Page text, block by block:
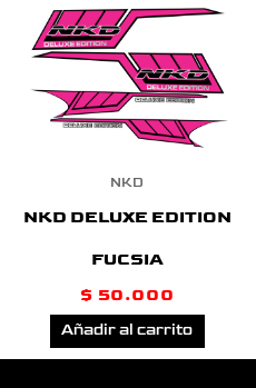
NKD
NKD DELUXE EDITION
FUCSIA
$ 50.000
Añadir al carrito